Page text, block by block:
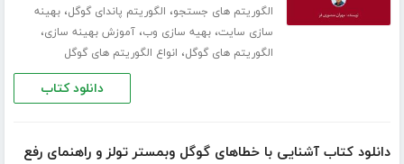
الگوریتم های جستجو، الگوریتم پاندای گوگل،بهینه
سازی سایت،بهیه سازی وب،آموزش بهینه سازی،
الگوریتم های گوگل، انواع الگوریتم های گوگل
دانلود کتاب
دانلود کتاب آشنایی با خطاهای گوگل وبمستر تولز و راهنمای رفع